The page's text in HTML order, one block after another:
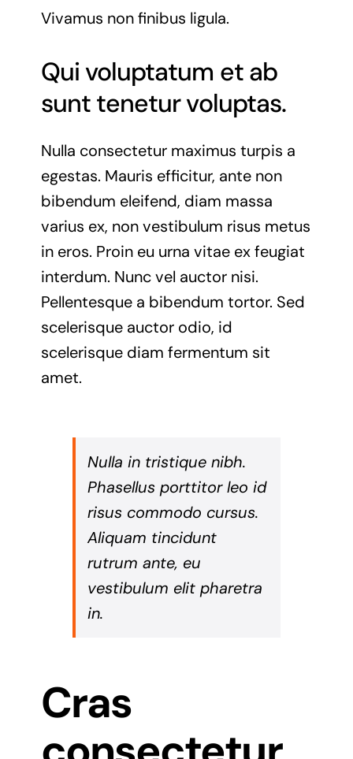
Vivamus non finibus ligula.
Qui voluptatum et ab
sunt tenetur voluptas.
Nulla consectetur maximus turpis a
egestas. Mauris efficitur, ante non
bibendum eleifend, diam massa
varius ex, non vestibulum risus metus
in eros. Proin eu urna vitae ex feugiat
interdum. Nunc vel auctor nisi.
Pellentesque a bibendum tortor. Sed
scelerisque auctor odio, id
scelerisque diam fermentum sit
amet.
Nulla in tristique nibh.
Phasellus porttitor leo id
risus commodo cursus.
Aliquam tincidunt
rutrum ante, eu
vestibulum elit pharetra
in.
Cras